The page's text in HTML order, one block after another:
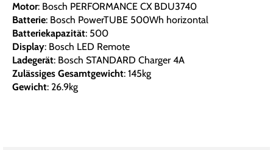
Motor: Bosch PERFORMANCE CX BDU3740
Batterie: Bosch PowerTUBE 500Wh horizontal
Batteriekapazität: 500
Display: Bosch LED Remote
Ladegerät: Bosch STANDARD Charger 4A
Zulässiges Gesamtgewicht: 145kg
Gewicht: 26.9kg